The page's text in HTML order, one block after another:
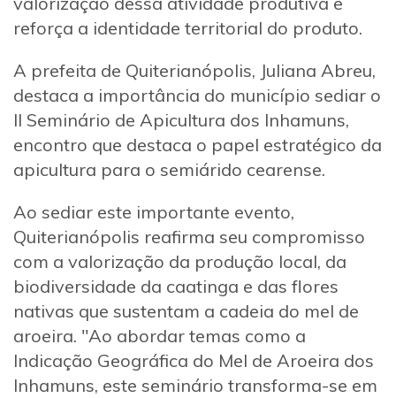
reforça a identidade territorial do produto.
A prefeita de Quiterianópolis, Juliana Abreu,
destaca a importância do município sediar o
II Seminário de Apicultura dos Inhamuns,
encontro que destaca o papel estratégico da
apicultura para o semiárido cearense.
Ao sediar este importante evento,
Quiterianópolis reafirma seu compromisso
com a valorização da produção local, da
biodiversidade da caatinga e das flores
nativas que sustentam a cadeia do mel de
aroeira. "Ao abordar temas como a
Indicação Geográfica do Mel de Aroeira dos
Inhamuns, este seminário transforma-se em